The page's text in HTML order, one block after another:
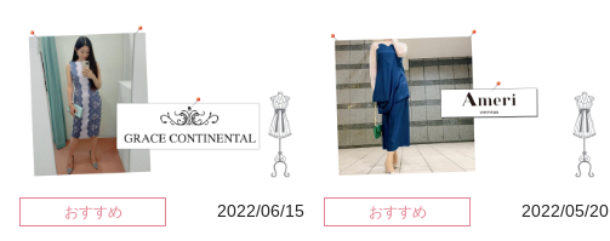
式から入園式、入学式お宮参りと幅
広く使っていただけます。オールマ
イティーなドレスです♪↓身長165セン
チ着用画像です Dress: Ameri
Vintage&nbsp;EDGE SHOULDER
BONDING DRESS
てくれるのがこちらのドレス。 ベル
ベット素材の高級感あるドレス身体
にフィットして美しいボディライン
を強調します。色白な方は肌が浮き
上がりより美しさが際立ちます。ま
た胸に自信がない方もカバーされま
す♡ ドレープも本当に美しいです♡
逆に胸や背中に自信のある方是非こ
おすすめ 2022/06/15 おすすめ 2022/05/20